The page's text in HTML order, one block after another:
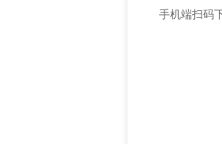
手机端扫码